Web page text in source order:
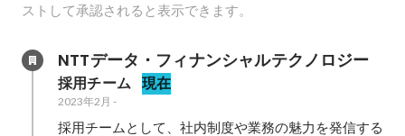
ストして承認されると表示できます。
NTTデータ・フィナンシャルテクノロジー
採用チーム 現在
2023年2月 -
採用チームとして、社内制度や業務の魅力を発信する